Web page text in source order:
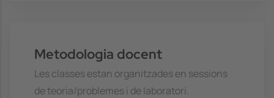
Metodologia docent
Les classes estan organitzades en sessions
de teoria/problemes i de laboratori.